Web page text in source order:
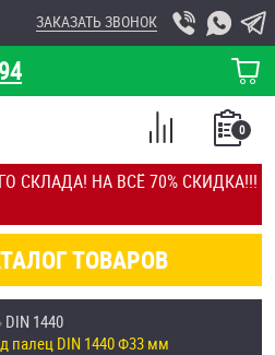
СКЛАДА! НА ВСЁ 70% СКИДКА!!!
ЗАКАЗАТЬ ЗВОНОК
КОРЗИНА
ТОВАРОВ
0
СПИСОК
СРАВНЕНИЕ
DIN 1440
палец DIN 1440 Ф33 мм